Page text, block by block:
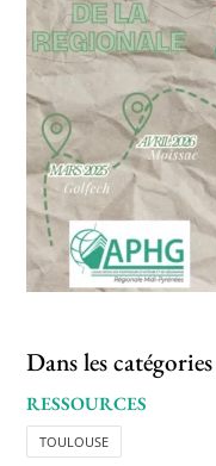
Dans les catégories
RESSOURCES
TOULOUSE